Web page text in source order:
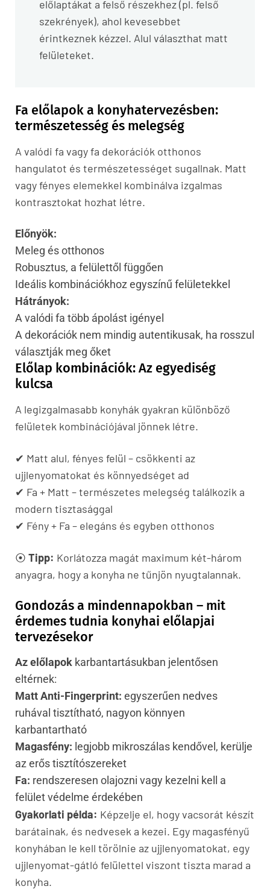
előlaptákat a felső részekhez (pl. felső
szekrények), ahol kevesebbet
érintkeznek kézzel. Alul választhat matt
felületeket.
Fa előlapok a konyhatervezésben:
természetesség és melegség
A valódi fa vagy fa dekorációk otthonos
hangulatot és természetességet sugallnak. Matt
vagy fényes elemekkel kombinálva izgalmas
kontrasztokat hozhat létre.
Előnyök:
Meleg és otthonos
Robusztus, a felülettől függően
Ideális kombinációkhoz egyszínű felületekkel
Hátrányok:
A valódi fa több ápolást igényel
A dekorációk nem mindig autentikusak, ha rosszul
választják meg őket
Előlap kombinációk: Az egyediség
kulcsa
A legizgalmasabb konyhák gyakran különböző
felületek kombinációjával jönnek létre.
✔ Matt alul, fényes felül – csökkenti az
ujjlenyomatokat és könnyedséget ad
✔ Fa + Matt – természetes melegség találkozik a
modern tisztasággal
✔ Fény + Fa – elegáns és egyben otthonos
⦿ Tipp: Korlátozza magát maximum két-három
anyagra, hogy a konyha ne tűnjön nyugtalannak.
Gondozás a mindennapokban – mit
érdemes tudnia konyhai előlapjai
tervezésekor
Az előlapok karbantartásukban jelentősen
eltérnek:
Matt Anti-Fingerprint: egyszerűen nedves
ruhával tisztítható, nagyon könnyen
karbantartható
Magasfény: legjobb mikroszálas kendővel, kerülje
az erős tisztítószereket
Fa: rendszeresen olajozni vagy kezelni kell a
felület védelme érdekében
Gyakorlati példa: Képzelje el, hogy vacsorát készít
barátainak, és nedvesek a kezei. Egy magasfényű
konyhában le kell törölnie az ujjlenyomatokat, egy
ujjlenyomat-gátló felülettel viszont tiszta marad a
konyha.